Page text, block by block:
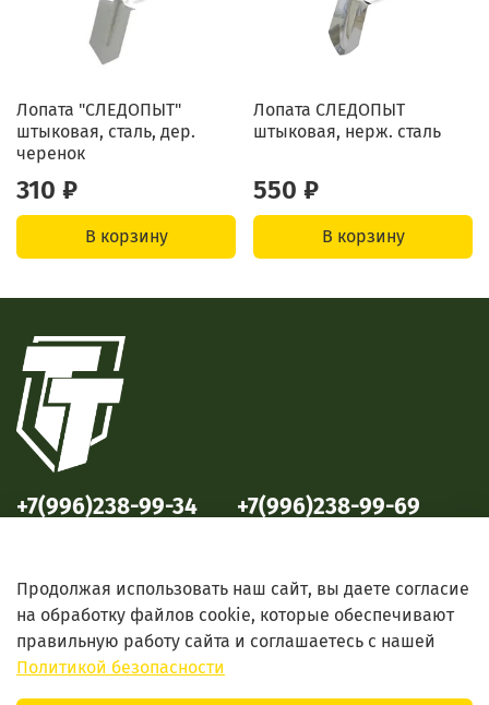
Лопата "СЛЕДОПЫТ"
штыковая, сталь, дер.
черенок
310 ₽
В корзину
Лопата СЛЕДОПЫТ
штыковая, нерж. сталь
550 ₽
В корзину
+7(996)238-99-34 +7(996)238-99-69
Продолжая использовать наш сайт, вы даете согласие
на обработку файлов cookie, которые обеспечивают
правильную работу сайта и соглашаетесь с нашей
Политикой безопасности